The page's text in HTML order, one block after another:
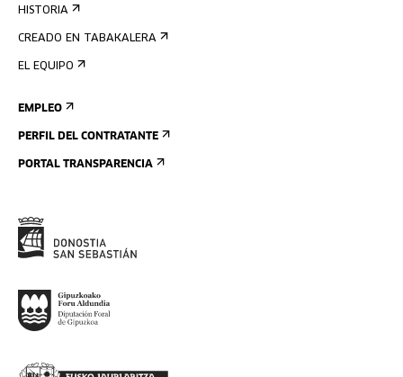
HISTORIA
CREADO EN TABAKALERA
EL EQUIPO
EMPLEO
PERFIL DEL CONTRATANTE
PORTAL TRANSPARENCIA